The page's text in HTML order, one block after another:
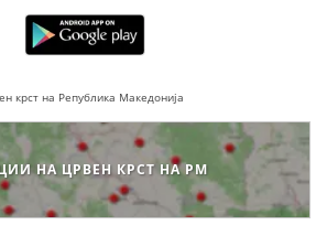
крст на Република Македонија
НА ЦРВЕН КРСТ НА РМ